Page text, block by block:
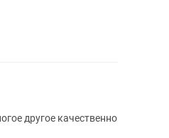
другое качественно